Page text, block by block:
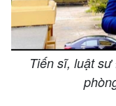
Tiến sĩ, luật